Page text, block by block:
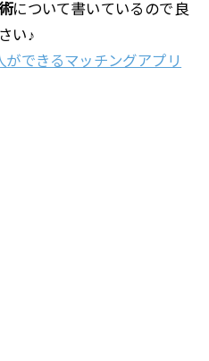
について書いているので良
い♪
ができるマッチングアプリ